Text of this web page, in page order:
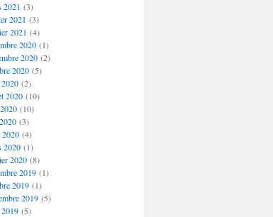
2021 (3)
2021 (3)
2021 (4)
2020(1)
2020(2)
2020(5)
(2)
2020(10)
(10)
(3)
(4)
2020(1)
2020(8)
2019(1)
2019(1)
2019(5)
(5)